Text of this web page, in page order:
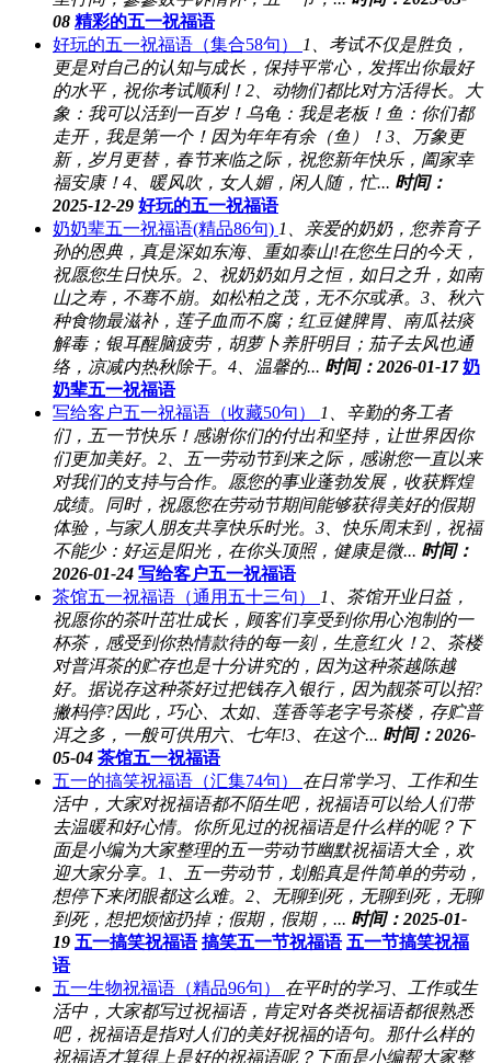
08 精彩的五一祝福语
好玩的五一祝福语（集合58句）
1、考试不仅是胜负，
更是对自己的认知与成长，保持平常心，发挥出你最好
的水平，祝你考试顺利！2、动物们都比对方活得长。大
象：我可以活到一百岁！乌龟：我是老板！鱼：你们都
走开，我是第一个！因为年年有余（鱼）！3、万象更
新，岁月更替，春节来临之际，祝您新年快乐，阖家幸
福安康！4、暖风吹，女人媚，闲人随，忙... 时间：
2025-12-29 好玩的五一祝福语
奶奶辈五一祝福语(精品86句) 1、亲爱的奶奶，您养育子
孙的恩典，真是深如东海、重如泰山!在您生日的今天，
祝愿您生日快乐。2、祝奶奶如月之恒，如日之升，如南
山之寿，不骞不崩。如松柏之茂，无不尔或承。3、秋六
种食物最滋补，莲子血而不腐；红豆健脾胃、南瓜祛痰
解毒；银耳醒脑疲劳，胡萝卜养肝明目；茄子去风也通
络，凉减内热秋除干。4、温馨的... 时间：2026-01-17 奶
奶辈五一祝福语
写给客户五一祝福语（收藏50句）
1、辛勤的务工者
们，五一节快乐！感谢你们的付出和坚持，让世界因你
们更加美好。2、五一劳动节到来之际，感谢您一直以来
对我们的支持与合作。愿您的事业蓬勃发展，收获辉煌
成绩。同时，祝愿您在劳动节期间能够获得美好的假期
体验，与家人朋友共享快乐时光。3、快乐周末到，祝福
不能少：好运是阳光，在你头顶照，健康是微... 时间：
2026-01-24 写给客户五一祝福语
茶馆五一祝福语（通用五十三句）
1、茶馆开业日益，
祝愿你的茶叶茁壮成长，顾客们享受到你用心泡制的一
杯茶，感受到你热情款待的每一刻，生意红火！2、茶楼
对普洱茶的贮存也是十分讲究的，因为这种茶越陈越
好。据说存这种茶好过把钱存入银行，因为靓茶可以招?
撇杩停?因此，巧心、太如、莲香等老字号茶楼，存贮普
洱之多，一般可供用六、七年!3、在这个... 时间：2026-
05-04 茶馆五一祝福语
五一的搞笑祝福语（汇集74句）
在日常学习、工作和生
活中，大家对祝福语都不陌生吧，祝福语可以给人们带
去温暖和好心情。你所见过的祝福语是什么样的呢？下
面是小编为大家整理的五一劳动节幽默祝福语大全，欢
迎大家分享。1、五一劳动节，划船真是件简单的劳动，
想停下来闭眼都这么难。2、无聊到死，无聊到死，无聊
到死，想把烦恼扔掉；假期，假期，... 时间：2025-01-
19 五一搞笑祝福语 搞笑五一节祝福语 五一节搞笑祝福
语
五一生物祝福语（精品96句）
在平时的学习、工作或生
活中，大家都写过祝福语，肯定对各类祝福语都很熟悉
吧，祝福语是指对人们的美好祝福的语句。那什么样的
祝福语才算得上是好的祝福语呢？下面是小编帮大家整